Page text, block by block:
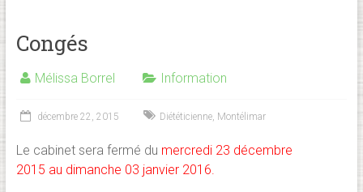
Congés
Mélissa Borrel Information
décembre 22, 2015 Diététicienne, Montélimar
Le cabinet sera fermé du mercredi 23 décembre
2015 au dimanche 03 janvier 2016.